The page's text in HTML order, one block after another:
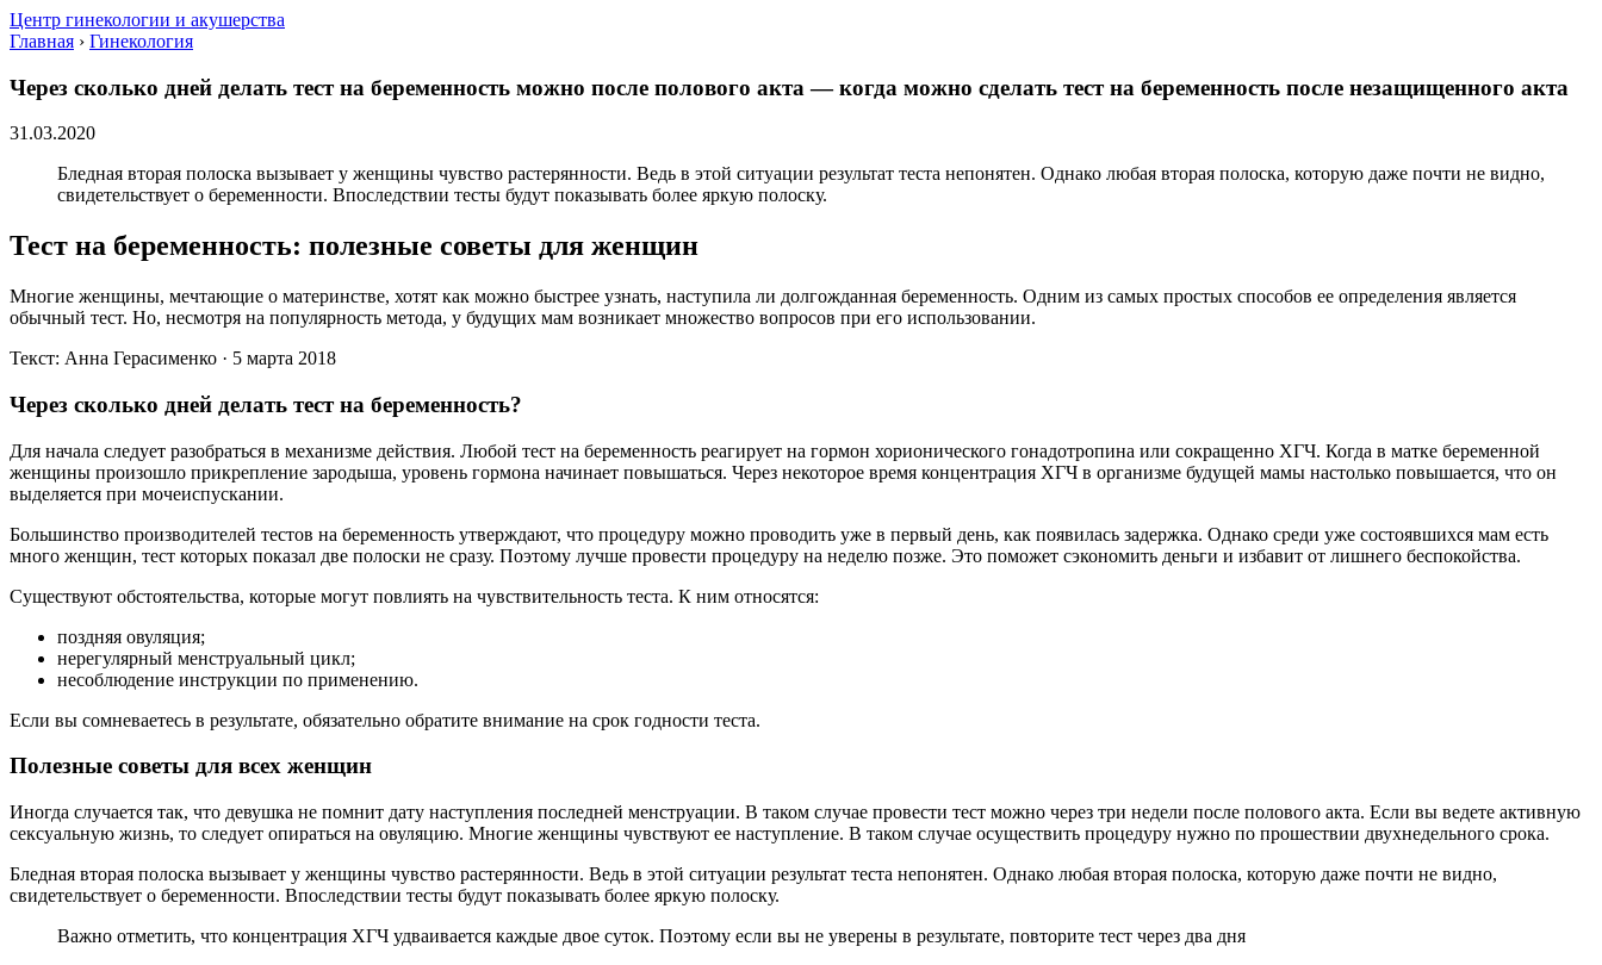
Центр гинекологии и акушерства
Главная › Гинекология
Через сколько дней делать тест на беременность можно после полового акта — когда можно сделать тест на беременность после незащищенного акта
31.03.2020
Бледная вторая полоска вызывает у женщины чувство растерянности. Ведь в этой ситуации результат теста непонятен. Однако любая вторая полоска, которую даже почти не видно,
свидетельствует о беременности. Впоследствии тесты будут показывать более яркую полоску.
Тест на беременность: полезные советы для женщин
Многие женщины, мечтающие о материнстве, хотят как можно быстрее узнать, наступила ли долгожданная беременность. Одним из самых простых способов ее определения является
обычный тест. Но, несмотря на популярность метода, у будущих мам возникает множество вопросов при его использовании.
Текст: Анна Герасименко · 5 марта 2018
Через сколько дней делать тест на беременность?
Для начала следует разобраться в механизме действия. Любой тест на беременность реагирует на гормон хорионического гонадотропина или сокращенно ХГЧ. Когда в матке беременной
женщины произошло прикрепление зародыша, уровень гормона начинает повышаться. Через некоторое время концентрация ХГЧ в организме будущей мамы настолько повышается, что он
выделяется при мочеиспускании.
Большинство производителей тестов на беременность утверждают, что процедуру можно проводить уже в первый день, как появилась задержка. Однако среди уже состоявшихся мам есть
много женщин, тест которых показал две полоски не сразу. Поэтому лучше провести процедуру на неделю позже. Это поможет сэкономить деньги и избавит от лишнего беспокойства.
Существуют обстоятельства, которые могут повлиять на чувствительность теста. К ним относятся:
поздняя овуляция;
нерегулярный менструальный цикл;
несоблюдение инструкции по применению.
Если вы сомневаетесь в результате, обязательно обратите внимание на срок годности теста.
Полезные советы для всех женщин
Иногда случается так, что девушка не помнит дату наступления последней менструации. В таком случае провести тест можно через три недели после полового акта. Если вы ведете активную
сексуальную жизнь, то следует опираться на овуляцию. Многие женщины чувствуют ее наступление. В таком случае осуществить процедуру нужно по прошествии двухнедельного срока.
Бледная вторая полоска вызывает у женщины чувство растерянности. Ведь в этой ситуации результат теста непонятен. Однако любая вторая полоска, которую даже почти не видно,
свидетельствует о беременности. Впоследствии тесты будут показывать более яркую полоску.
Важно отметить, что концентрация ХГЧ удваивается каждые двое суток. Поэтому если вы не уверены в результате, повторите тест через два дня